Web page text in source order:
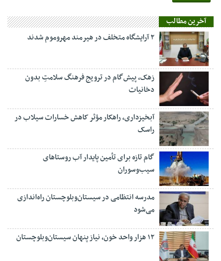
آخرین مطالب
۲ آرایشگاه متخلف در هیرمند مهروموم شدند
زهک، پیش‌گام در ترویج فرهنگ سلامتِ بدون
دخانیات
آبخیزداری، راهکار مؤثر کاهش خسارات سیلاب در
راسک
گام تازه برای تأمین پایدار آب روستاهای
سیب‌وسوران
مدرسه انتظامی در سیستان‌وبلوچستان راه‌اندازی
می‌شود
۱۲ هزار واحد خون، نیاز پنهان سیستان‌وبلوچستان